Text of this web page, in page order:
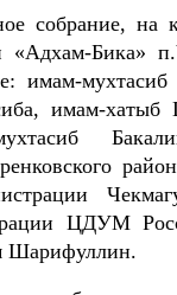
собрание, на
«Адхам-Бика»
имам-
имам-хатыб
ЦДУМ
Шарифуллин.